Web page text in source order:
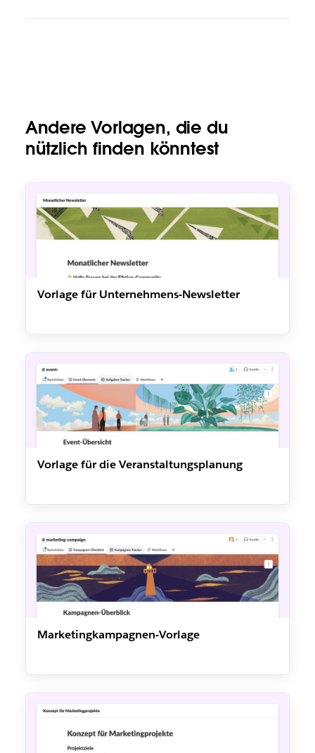
Andere Vorlagen, die du
nützlich finden könntest
Vorlage für Unternehmens-Newsletter
Vorlage für die Veranstaltungsplanung
Marketingkampagnen-Vorlage